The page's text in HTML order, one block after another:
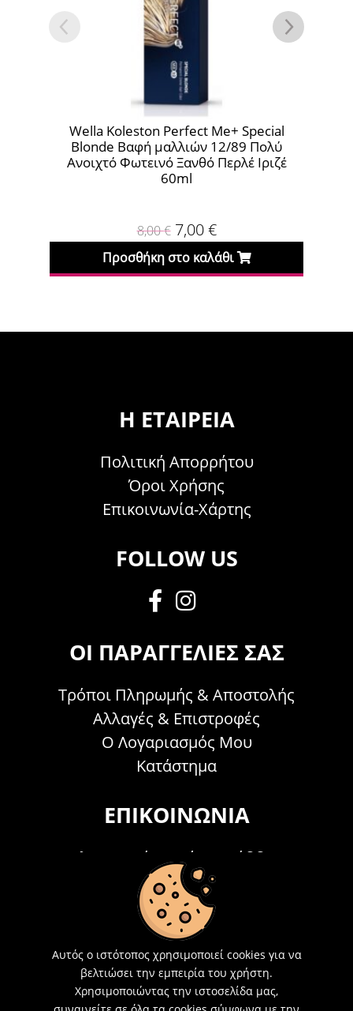
Koleston Perfect Me+ Special
Βαφή μαλλιών 12/89 Πολύ
Φωτεινό Ξανθό Περλέ Ιριζέ
Προσθήκη στο καλάθι
Wella Koleston
Βαφή
Ανοιχτό
Η ΕΤΑΙΡΕΊΑ
Πολιτική Απορρήτου
Όροι Χρήσης
Επικοινωνία-Χάρτης
FOLLOW US
ΟΙ ΠΑΡΑΓΓΕΛΊΕΣ ΣΑΣ
Τρόποι Πληρωμής & Αποστολής
Αλλαγές & Επιστροφές
Ο Λογαριασμός Μου
Κατάστημα
ΕΠΙΚΟΙΝΩΝΊΑ
Τηλεφωνικά Δευτέρα - Σάββατο
09:00 - 15:00
Τ: 26214 00104
info@acosmetics.gr
Αυτός ο ιστότοπος χρησιμοποιεί cookies για να
βελτιώσει την εμπειρία του χρήστη.
Χρησιμοποιώντας την ιστοσελίδα μας,